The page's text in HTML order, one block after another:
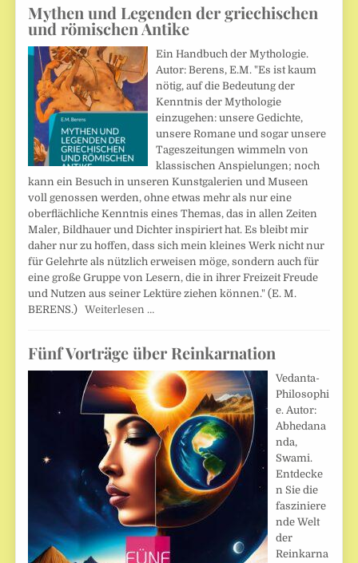
Mythen und Legenden der griechischen
und römischen Antike
Ein Handbuch der Mythologie.
Autor: Berens, E.M. "Es ist kaum
nötig, auf die Bedeutung der
Kenntnis der Mythologie
einzugehen: unsere Gedichte,
unsere Romane und sogar unsere
Tageszeitungen wimmeln von
klassischen Anspielungen; noch
kann ein Besuch in unseren Kunstgalerien und Museen
voll genossen werden, ohne etwas mehr als nur eine
oberflächliche Kenntnis eines Themas, das in allen Zeiten
Maler, Bildhauer und Dichter inspiriert hat. Es bleibt mir
daher nur zu hoffen, dass sich mein kleines Werk nicht nur
für Gelehrte als nützlich erweisen möge, sondern auch für
eine große Gruppe von Lesern, die in ihrer Freizeit Freude
und Nutzen aus seiner Lektüre ziehen können." (E. M.
BERENS.)Weiterlesen …
Fünf Vorträge über Reinkarnation
Vedanta-
Philosophi
e. Autor:
Abhedana
nda,
Swami.
Entdecke
n Sie die
fasziniere
nde Welt
der
Reinkarna